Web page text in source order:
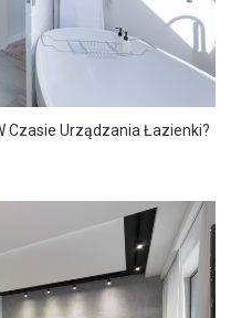
Czasie Urządzania Łazienki?